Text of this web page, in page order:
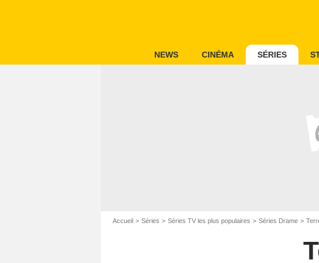
NEWS CINÉMA SÉRIES
Accueil Séries Séries TV les plus populaires Séries Drame